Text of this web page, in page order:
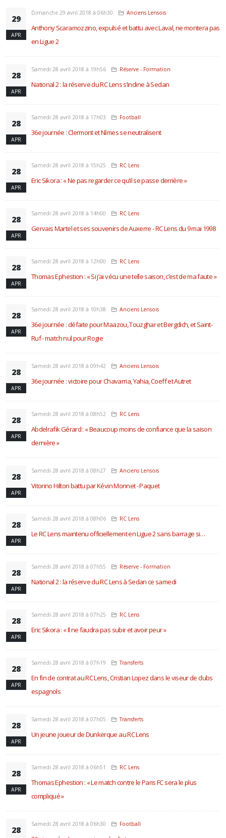
29
APR
Dimanche 29 avril 2018 à 06h30 Anciens Lensois
Anthony Scaramozzino, expulsé et battu avec Laval, ne montera pas
en Ligue 2
28
APR
Samedi 28 avril 2018 à 19h56 Réserve - Formation
National 2 : la réserve du RC Lens s’incline à Sedan
28
APR
Samedi 28 avril 2018 à 17h03 Football
36e journée : Clermont et Nîmes se neutralisent
28
APR
Samedi 28 avril 2018 à 15h25 RC Lens
Eric Sikora : « Ne pas regarder ce qu’il se passe derrière »
28
APR
Samedi 28 avril 2018 à 14h00 RC Lens
Gervais Martel et ses souvenirs de Auxerre - RC Lens du 9 mai 1998
28
APR
Samedi 28 avril 2018 à 12h00 RC Lens
Thomas Ephestion : « Si j’ai vécu une telle saison, c’est de ma faute »
28
APR
Samedi 28 avril 2018 à 10h38 Anciens Lensois
36e journée : défaite pour Maazou, Touzghar et Bergdich, et Saint-
Ruf - match nul pour Rogie
28
APR
Samedi 28 avril 2018 à 09h42 Anciens Lensois
36e journée : victoire pour Chavarria, Yahia, Coeff et Autret
28
APR
Samedi 28 avril 2018 à 08h52 RC Lens
Abdelrafik Gérard : « Beaucoup moins de confiance que la saison
dernière »
28
APR
Samedi 28 avril 2018 à 08h27 Anciens Lensois
Vitorino Hilton battu par Kévin Monnet - Paquet
28
APR
Samedi 28 avril 2018 à 08h06 RC Lens
Le RC Lens maintenu officiellement en Ligue 2 sans barrage si…
28
APR
Samedi 28 avril 2018 à 07h55 Réserve - Formation
National 2 : la réserve du RC Lens à Sedan ce samedi
28
APR
Samedi 28 avril 2018 à 07h25 RC Lens
Eric Sikora : « Il ne faudra pas subir et avoir peur »
28
APR
Samedi 28 avril 2018 à 07h19 Transferts
En fin de contrat au RC Lens, Cristian Lopez dans le viseur de clubs
espagnols
28
APR
Samedi 28 avril 2018 à 07h05 Transferts
Un jeune joueur de Dunkerque au RC Lens
28
APR
Samedi 28 avril 2018 à 06h51 RC Lens
Thomas Ephestion : « Le match contre le Paris FC sera le plus
compliqué »
28
Samedi 28 avril 2018 à 06h30 Football